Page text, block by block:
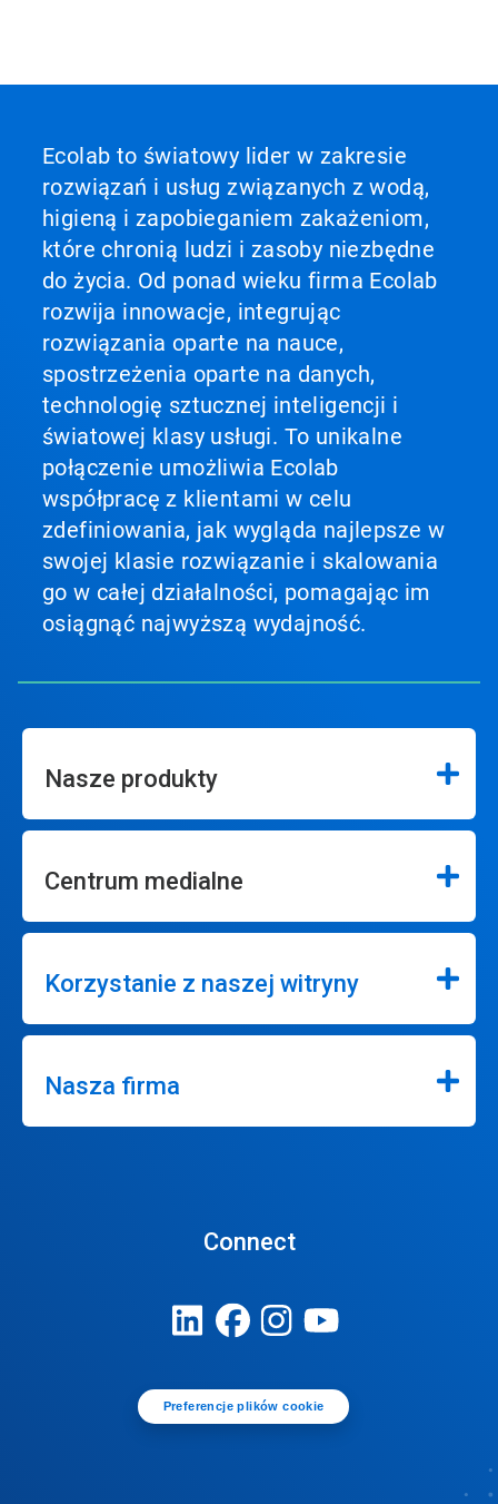
Ecolab to światowy lider w zakresie
rozwiązań i usług związanych z wodą,
higieną i zapobieganiem zakażeniom,
które chronią ludzi i zasoby niezbędne
do życia. Od ponad wieku firma Ecolab
rozwija innowacje, integrując
rozwiązania oparte na nauce,
spostrzeżenia oparte na danych,
technologię sztucznej inteligencji i
światowej klasy usługi. To unikalne
połączenie umożliwia Ecolab
współpracę z klientami w celu
zdefiniowania, jak wygląda najlepsze w
swojej klasie rozwiązanie i skalowania
go w całej działalności, pomagając im
osiągnąć najwyższą wydajność.
Nasze produkty
Centrum medialne
Korzystanie z naszej witryny
Nasza firma
Connect
Preferencje plików cookie